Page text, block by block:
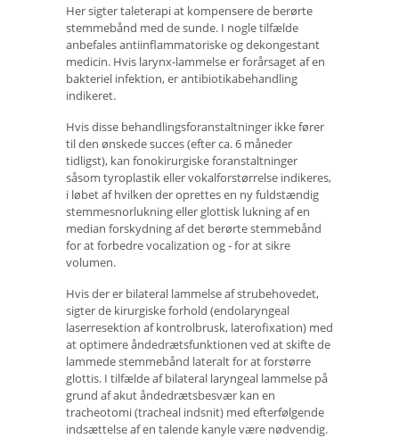
Her sigter taleterapi at kompensere de berørte
stemmebånd med de sunde. I nogle tilfælde
anbefales antiinflammatoriske og dekongestant
medicin. Hvis larynx-lammelse er forårsaget af en
bakteriel infektion, er antibiotikabehandling
indikeret.
Hvis disse behandlingsforanstaltninger ikke fører
til den ønskede succes (efter ca. 6 måneder
tidligst), kan fonokirurgiske foranstaltninger
såsom tyroplastik eller vokalforstørrelse indikeres,
i løbet af hvilken der oprettes en ny fuldstændig
stemmesnorlukning eller glottisk lukning af en
median forskydning af det berørte stemmebånd
for at forbedre vocalization og - for at sikre
volumen.
Hvis der er bilateral lammelse af strubehovedet,
sigter de kirurgiske forhold (endolaryngeal
laserresektion af kontrolbrusk, laterofixation) med
at optimere åndedrætsfunktionen ved at skifte de
lammede stemmebånd lateralt for at forstørre
glottis. I tilfælde af bilateral laryngeal lammelse på
grund af akut åndedrætsbesvær kan en
tracheotomi (tracheal indsnit) med efterfølgende
indsættelse af en talende kanyle være nødvendig.